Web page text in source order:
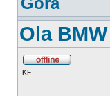
Ola BMW
KF